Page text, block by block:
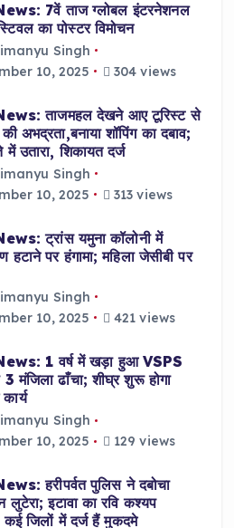
7वें ताज ग्लोबल इंटरनेशनल
का पोस्टर विमोचन
Singh
10, 2025
304 views
ताजमहल देखने आए टूरिस्ट से
अभद्रता,बनाया शॉपिंग का दबाव;
में उतारा, शिकायत दर्ज
Singh
10, 2025
313 views
ट्रांस यमुना कॉलोनी में
हटाने पर हंगामा; महिला जेसीबी पर
Singh
10, 2025
421 views
1 वर्ष में खड़ा हुआ VSPS
मंजिला ढाँचा; शीघ्र शुरू होगा
Singh
10, 2025
129 views
हरीपर्वत पुलिस ने दबोचा
लुटेरा; इटावा का रवि कश्यप
कई जिलों में दर्ज हैं मुकदमे